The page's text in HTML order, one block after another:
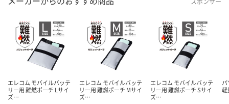
エレコム モバイルバッテ
リー用 難燃ポーチ Lサイ
ズ…
エレコム モバイルバッテ
リー用 難燃ポーチ Mサイ
ズ…
エレコム モバイルバッテ
リー用 難燃ポーチ Sサイ
ズ…
軽